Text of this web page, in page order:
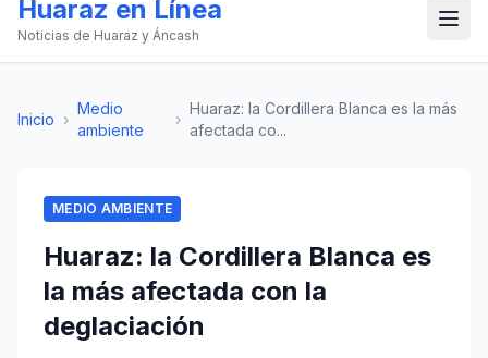
Huaraz en Línea
Noticias de Huaraz y Áncash
Inicio ›
Medio
ambiente
›
Huaraz: la Cordillera Blanca es la más
afectada co...
MEDIO AMBIENTE
Huaraz: la Cordillera Blanca es
la más afectada con la
deglaciación